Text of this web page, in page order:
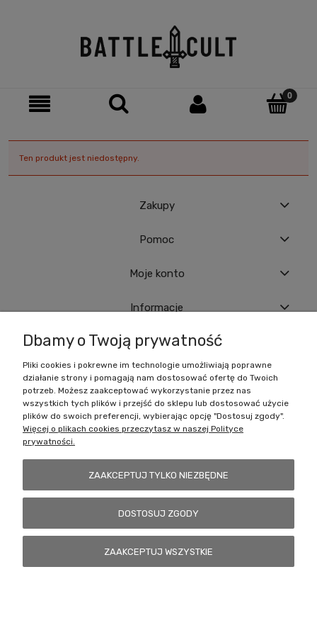
Ten produkt jest niedostępny.
Zakupy
Pomoc
Moje konto
Informacje
Battlecult | ul. Benedykta Dybowskiego 45/7, 41-208 Sosnowiec, woj.
śląskie | Email:kontakt@battlecult.plTel.: 669966242 | NIP:
6443563610 REGON: 520502331
POKAŻ PEŁNĄ WERSJĘ STRONY
Dbamy o Twoją prywatność
Pliki cookies i pokrewne im technologie umożliwiają poprawne
działanie strony i pomagają nam dostosować ofertę do Twoich
potrzeb. Możesz zaakceptować wykorzystanie przez nas
wszystkich tych plików i przejść do sklepu lub dostosować użycie
plików do swoich preferencji, wybierając opcję "Dostosuj zgody".
Więcej o plikach cookies przeczytasz w naszej Polityce
prywatności.
ZAAKCEPTUJ TYLKO NIEZBĘDNE
DOSTOSUJ ZGODY
ZAAKCEPTUJ WSZYSTKIE